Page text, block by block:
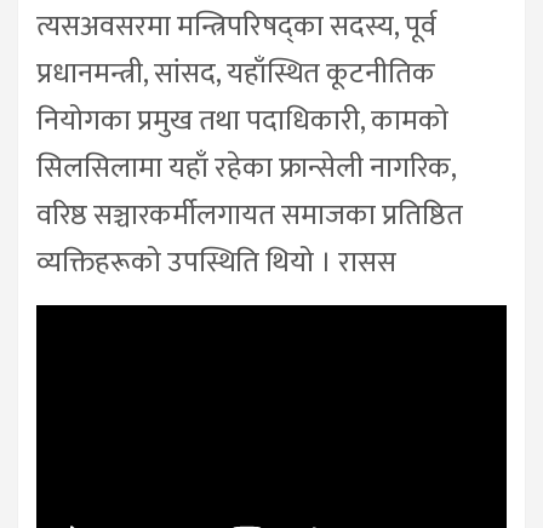
त्यसअवसरमा मन्त्रिपरिषद्का सदस्य, पूर्व
प्रधानमन्त्री, सांसद, यहाँस्थित कूटनीतिक
नियोगका प्रमुख तथा पदाधिकारी, कामको
सिलसिलामा यहाँ रहेका फ्रान्सेली नागरिक,
वरिष्ठ सञ्चारकर्मीलगायत समाजका प्रतिष्ठित
व्यक्तिहरूको उपस्थिति थियो । रासस